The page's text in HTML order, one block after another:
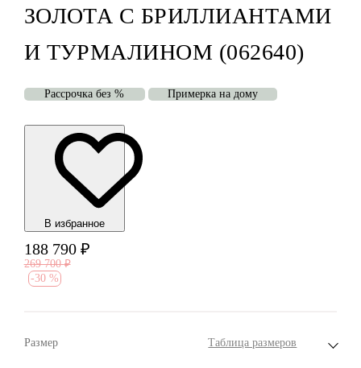
ЗОЛОТА С БРИЛЛИАНТАМИ
И ТУРМАЛИНОМ (062640)
Рассрочка без % Примерка на дому
В избранноe
188 790 ₽
269 700 ₽
-30 %
Размер Таблица размеров